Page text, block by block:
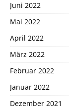
Juni 2022
Mai 2022
April 2022
März 2022
Februar 2022
Januar 2022
Dezember 2021